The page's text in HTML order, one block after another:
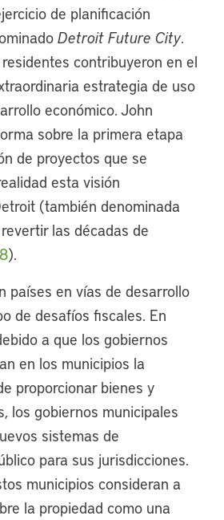
de planificación
Detroit Future City.
contribuyeron en el
estrategia de uso
económico. John
sobre la primera etapa
de proyectos que se
esta visión
(también denominada
las décadas de
).
países en vías de desarrollo
de desafíos fiscales. En
a que los gobiernos
en los municipios la
proporcionar bienes y
los gobiernos municipales
sistemas de
para sus jurisdicciones.
municipios consideran a
la propiedad como una